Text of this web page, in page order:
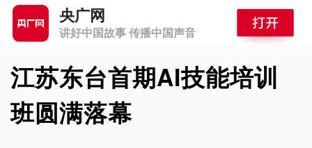
央广网
讲好中国故事 传播中国声音
江苏东台首期AI技能培训
班圆满落幕